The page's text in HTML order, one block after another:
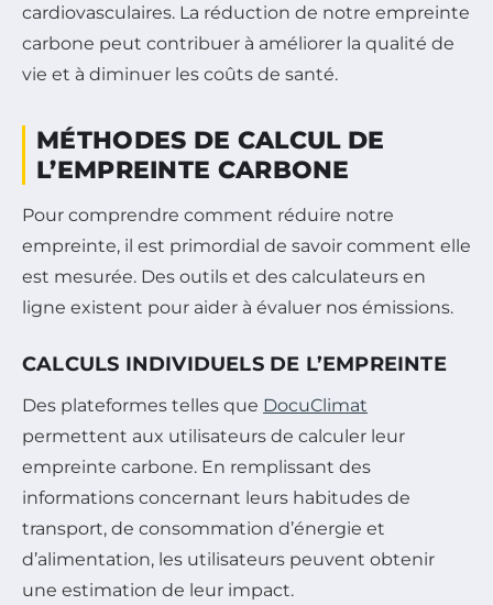
cardiovasculaires. La réduction de notre empreinte
carbone peut contribuer à améliorer la qualité de
vie et à diminuer les coûts de santé.
MÉTHODES DE CALCUL DE
L’EMPREINTE CARBONE
Pour comprendre comment réduire notre
empreinte, il est primordial de savoir comment elle
est mesurée. Des outils et des calculateurs en
ligne existent pour aider à évaluer nos émissions.
CALCULS INDIVIDUELS DE L’EMPREINTE
Des plateformes telles que DocuClimat
permettent aux utilisateurs de calculer leur
empreinte carbone. En remplissant des
informations concernant leurs habitudes de
transport, de consommation d’énergie et
d’alimentation, les utilisateurs peuvent obtenir
une estimation de leur impact.